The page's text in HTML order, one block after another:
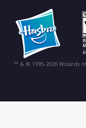
™ & © 1995-2026 Wizards